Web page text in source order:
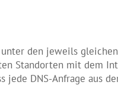
den jeweils
Standorten mit dem
jede DNS-Anfrage aus